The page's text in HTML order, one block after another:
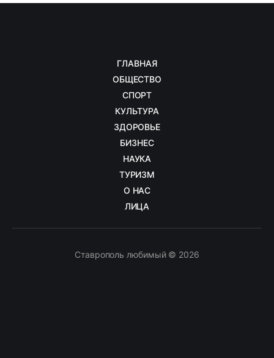
ГЛАВНАЯ
ОБЩЕСТВО
СПОРТ
КУЛЬТУРА
ЗДОРОВЬЕ
БИЗНЕС
НАУКА
ТУРИЗМ
О НАС
ЛИЦА
Ставрополь любимый © 2026